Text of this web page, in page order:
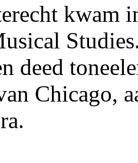
kwam
deed
Chicago,